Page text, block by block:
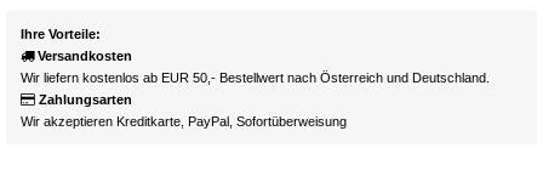
Ihre Vorteile:
Versandkosten
Wir liefern kostenlos ab EUR 50,- Bestellwert nach Österreich und Deutschland.
Zahlungsarten
Wir akzeptieren Kreditkarte, PayPal, Sofortüberweisung